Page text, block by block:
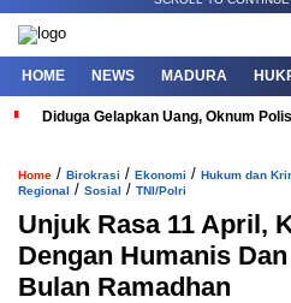
HOME NEWS MADURA
Diduga Gelapkan Uang, Oknum
Home / Birokrasi / Ekonomi / Hukum dan
Regional / Sosial / TNI/Polri
Unjuk Rasa 11 April,
Dengan Humanis
Bulan Ramadhan